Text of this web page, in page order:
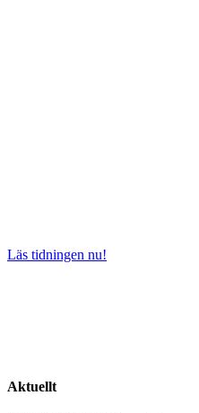
Läs tidningen nu!
Aktuellt